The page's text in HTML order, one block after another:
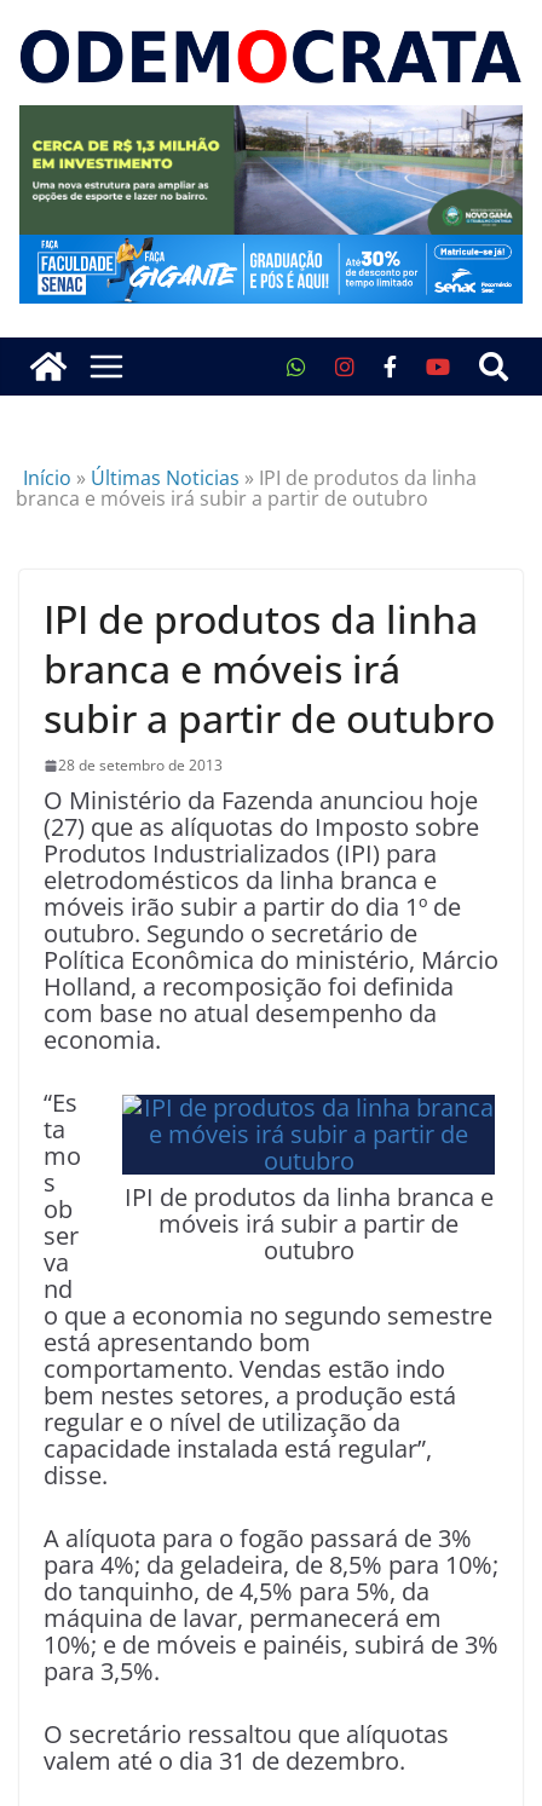
Início » Últimas Noticias » IPI de produtos da linha
branca e móveis irá subir a partir de outubro
IPI de produtos da linha
branca e móveis irá
subir a partir de outubro
28 de setembro de 2013
O Ministério da Fazenda anunciou hoje
(27) que as alíquotas do Imposto sobre
Produtos Industrializados (IPI) para
eletrodomésticos da linha branca e
móveis irão subir a partir do dia 1º de
outubro. Segundo o secretário de
Política Econômica do ministério, Márcio
Holland, a recomposição foi definida
com base no atual desempenho da
economia.
IPI de produtos da linha branca e
móveis irá subir a partir de
outubro
“Es
ta
mo
s
ob
ser
va
nd
o que a economia no segundo semestre
está apresentando bom
comportamento. Vendas estão indo
bem nestes setores, a produção está
regular e o nível de utilização da
capacidade instalada está regular”,
disse.
A alíquota para o fogão passará de 3%
para 4%; da geladeira, de 8,5% para 10%;
do tanquinho, de 4,5% para 5%, da
máquina de lavar, permanecerá em
10%; e de móveis e painéis, subirá de 3%
para 3,5%.
O secretário ressaltou que alíquotas
valem até o dia 31 de dezembro.